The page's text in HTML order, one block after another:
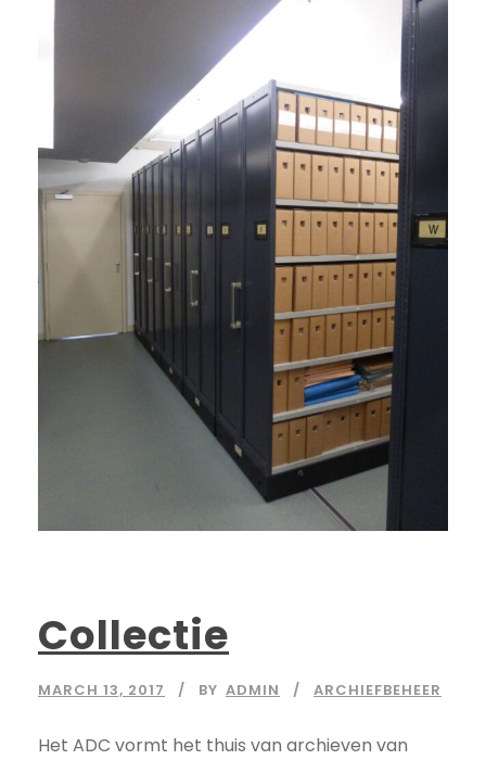
Collectie
MARCH 13, 2017 BY ADMIN ARCHIEFBEHEER
Het ADC vormt het thuis van archieven van